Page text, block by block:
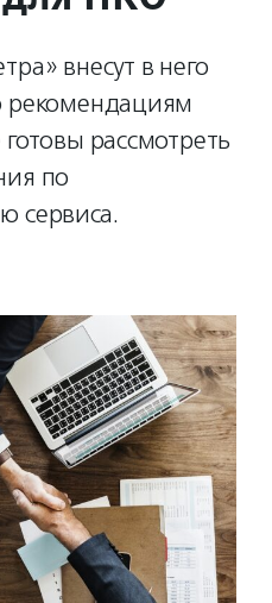
внесут в него
рекомендациям
рассмотреть
по
сервиса.